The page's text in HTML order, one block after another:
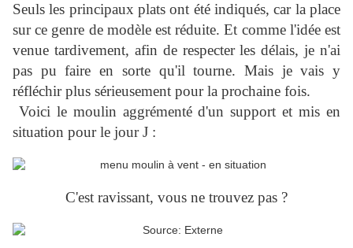
Seuls les principaux plats ont été indiqués, car la place
sur ce genre de modèle est réduite. Et comme l'idée est
venue tardivement, afin de respecter les délais, je n'ai
pas pu faire en sorte qu'il tourne. Mais je vais y
réfléchir plus sérieusement pour la prochaine fois.
Voici le moulin aggrémenté d'un support et mis en
situation pour le jour J :
C'est ravissant, vous ne trouvez pas ?